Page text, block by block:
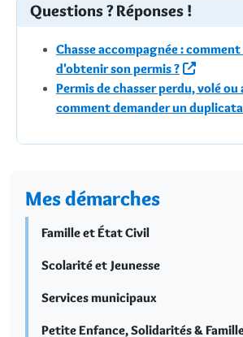
Questions ? Réponses !
Chasse accompagnée :
d'obtenir son permis ?
Permis de chasser perdu, volé ou
comment demander un
Mes démarches
Famille et État Civil
Scolarité et Jeunesse
Services municipaux
Petite Enfance, Solidarités &